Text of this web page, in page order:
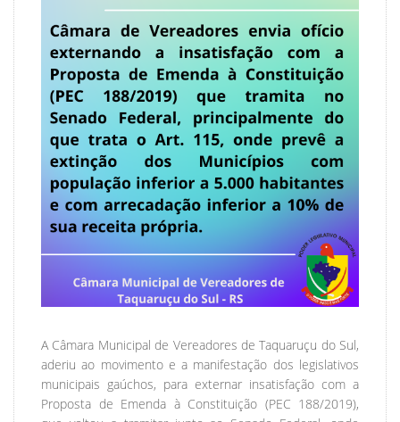
A Câmara Municipal de Vereadores de Taquaruçu do Sul,
aderiu ao movimento e a manifestação dos legislativos
municipais gaúchos, para externar insatisfação com a
Proposta de Emenda à Constituição (PEC 188/2019),